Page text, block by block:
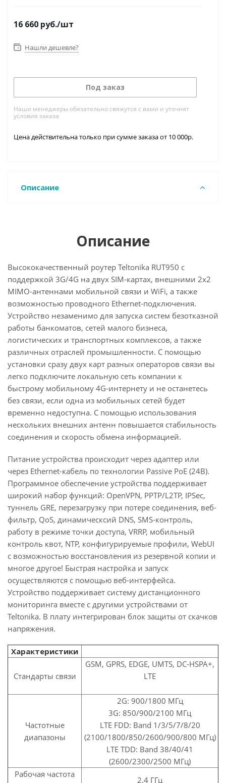
16 660 руб./шт
Нашли дешевле?
Под заказ
Наши менеджеры обязательно свяжутся с вами и уточнят
условия заказа
Цена действительна только при сумме заказа от 10 000р.
Описание
Описание
Высококачественный роутер Teltonika RUT950 с
поддержкой 3G/4G на двух SIM-картах, внешними 2х2
MIMO-антеннами мобильной связи и WiFi, а также
возможностью проводного Ethernet-подключения.
Устройство незаменимо для запуска систем безотказной
работы банкоматов, сетей малого бизнеса,
логистических и транспортных комплексов, а также
различных отраслей промышленности. С помощью
установки сразу двух карт разных операторов связи вы
легко подключите локальную сеть компании к
быстрому мобильному 4G-интернету и не останетесь
без связи, если одна из мобильных сетей будет
временно недоступна. С помощью использования
нескольких внешних антенн повышается стабильность
соединения и скорость обмена информацией.
Питание устройства происходит через адаптер или
через Ethernet-кабель по технологии Passive PoE (24В).
Программное обеспечение устройства поддерживает
широкий набор функций: OpenVPN, PPTP/L2TP, IPSec,
туннель GRE, перезагрузку при потере соединения, веб-
фильтр, QoS, динамическсий DNS, SMS-контроль,
работу в режиме точки доступа, VRRP, мобильный
контроль квот, NTP, конфигурируемые профили, WebUI
с возможностью восстановления из резервной копии и
многое другое! Быстрая настройка и запуск
осуществляются с помощью веб-интерфейса.
Устройство поддерживает систему дистанционного
мониторинга вместе с другими устройствами от
Teltonika. В плату интегрирован блок защиты от скачков
напряжения.
Характеристики
Стандарты связи
GSM, GPRS, EDGE, UMTS, DC-HSPA+,
LTE
Частотные
диапазоны
2G: 900/1800 МГц
3G: 850/900/2100 МГц
LTE FDD: Band 1/3/5/7/8/20
(2100/1800/850/2600/900/800 МГц)
LTE TDD: Band 38/40/41
(2600/2300/2500 МГц)
Рабочая частота
2,4 ГГц